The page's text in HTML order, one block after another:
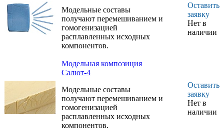
Модельные составы
получают перемешиванием и
гомогенизацией
расплавленных исходных
компонентов.
Оставить
заявку
Нет в
наличии
Модельная композиция
Салют-4
Модельные составы
получают перемешиванием и
гомогенизацией
расплавленных исходных
компонентов.
Оставить
заявку
Нет в
наличии